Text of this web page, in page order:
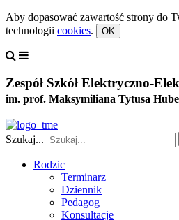
Aby dopasować zawartość strony do
technologii cookies. OK
Zespół Szkół Elektryczno-
im. prof. Maksymiliana Tytusa
Szukaj...
Rodzic
Terminarz
Dziennik
Pedagog
Konsultacje